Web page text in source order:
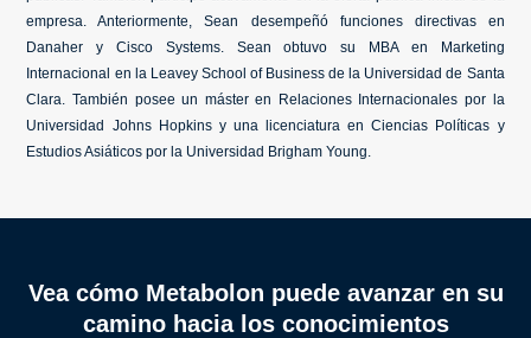
empresa. Anteriormente, Sean desempeñó funciones directivas en
Danaher y Cisco Systems. Sean obtuvo su MBA en Marketing
Internacional en la Leavey School of Business de la Universidad de Santa
Clara. También posee un máster en Relaciones Internacionales por la
Universidad Johns Hopkins y una licenciatura en Ciencias Políticas y
Estudios Asiáticos por la Universidad Brigham Young.
Vea cómo Metabolon puede avanzar en su
camino hacia los conocimientos